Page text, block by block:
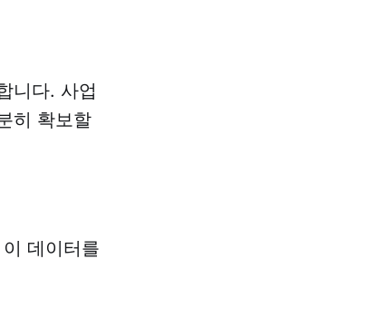
니다. 사업
히 확보할
데이터를